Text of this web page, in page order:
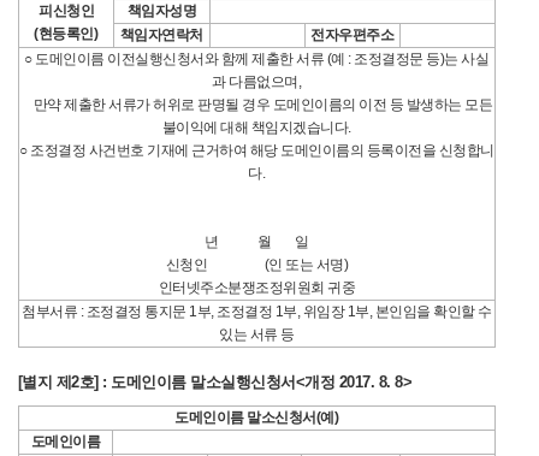
피신청인
(현등록인)
책임자성명
책임자연락처
전자우편주소
○ 도메인이름 이전실행신청서와 함께 제출한 서류 (예 : 조정결정문 등)는 사실
과 다름없으며,
만약 제출한 서류가 허위로 판명될 경우 도메인이름의 이전 등 발생하는 모든
불이익에 대해 책임지겠습니다.
○ 조정결정 사건번호 기재에 근거하여 해당 도메인이름의 등록이전을 신청합니
다.
년 월 일
신청인 (인 또는 서명)
인터넷주소분쟁조정위원회 귀중
첨부서류 : 조정결정 통지문 1부, 조정결정 1부, 위임장 1부, 본인임을 확인할 수
있는 서류 등
[별지 제2호] : 도메인이름 말소실행신청서<개정 2017. 8. 8>
도메인이름 말소신청서(예)
도메인이름